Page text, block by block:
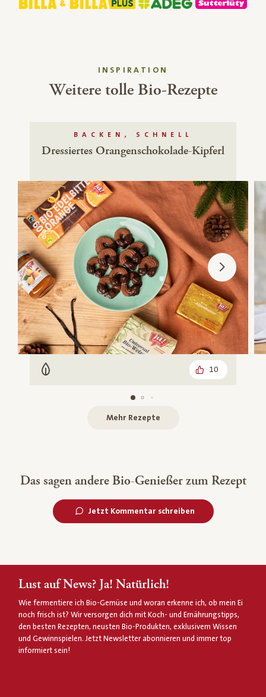
INSPIRATION
Weitere tolle Bio-Rezepte
BACKEN, SCHNELL
Dressiertes Orangenschokolade-Kipferl
Vegetarisch 10
Mehr Rezepte
Das sagen andere Bio-Genießer zum Rezept
Jetzt Kommentar schreiben
Lust auf News? Ja! Natürlich!
Wie fermentiere ich Bio-Gemüse und woran erkenne ich, ob mein Ei
noch frisch ist? Wir versorgen dich mit Koch- und Ernährungstipps,
den besten Rezepten, neusten Bio-Produkten, exklusivem Wissen
und Gewinnspielen. Jetzt Newsletter abonnieren und immer top
informiert sein!